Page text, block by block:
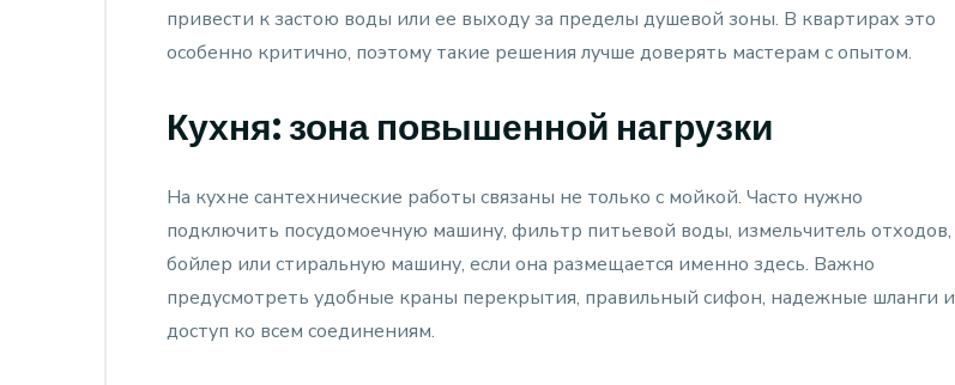
привести к застою воды или ее выходу за пределы душевой зоны. В квартирах это
особенно критично, поэтому такие решения лучше доверять мастерам с опытом.
Кухня: зона повышенной нагрузки
На кухне сантехнические работы связаны не только с мойкой. Часто нужно
подключить посудомоечную машину, фильтр питьевой воды, измельчитель отходов,
бойлер или стиральную машину, если она размещается именно здесь. Важно
предусмотреть удобные краны перекрытия, правильный сифон, надежные шланги и
доступ ко всем соединениям.